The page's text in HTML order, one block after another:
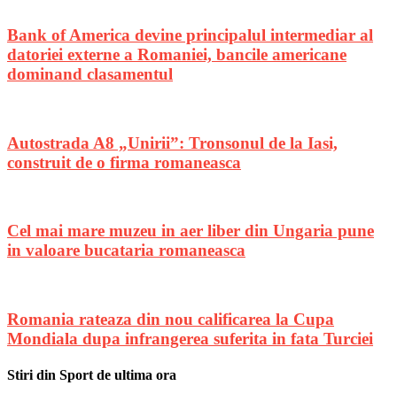
Bank of America devine principalul intermediar al
datoriei externe a Romaniei, bancile americane
dominand clasamentul
Autostrada A8 „Unirii”: Tronsonul de la Iasi,
construit de o firma romaneasca
Cel mai mare muzeu in aer liber din Ungaria pune
in valoare bucataria romaneasca
Romania rateaza din nou calificarea la Cupa
Mondiala dupa infrangerea suferita in fata Turciei
Stiri din Sport de ultima ora